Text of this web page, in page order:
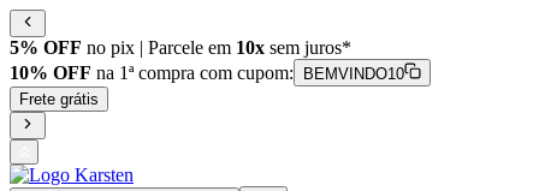
5% OFF no pix | Parcele em 10x sem juros*
10% OFF na 1ª compra com cupom:
BEMVINDO10
Frete grátis